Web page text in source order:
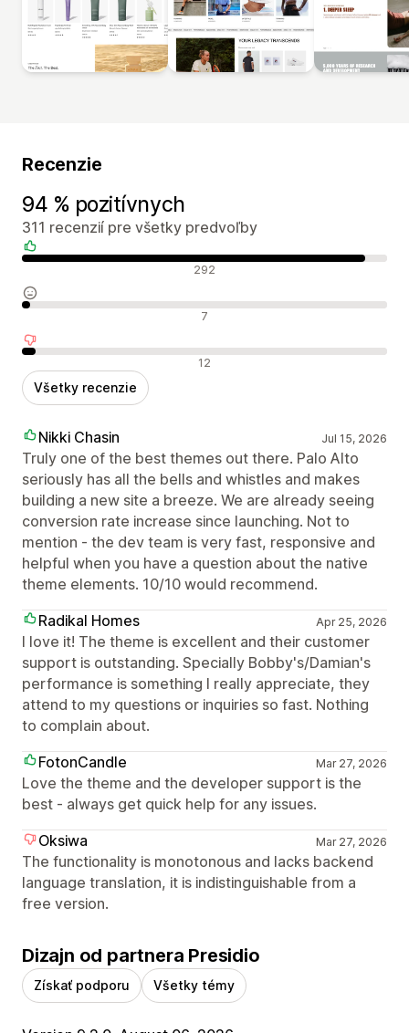
Recenzie
94 % pozitívnych
311 recenzií pre všetky predvoľby
Pozitívne recenzie 292
Neutrálne recenzie 7
Negatívne recenzie 12
Všetky recenzie
Nikki Chasin Jul 15, 2026
Truly one of the best themes out there. Palo Alto
seriously has all the bells and whistles and makes
building a new site a breeze. We are already seeing
conversion rate increase since launching. Not to
mention - the dev team is very fast, responsive and
helpful when you have a question about the native
theme elements. 10/10 would recommend.
Radikal Homes
Apr 25, 2026
I love it! The theme is excellent and their customer
support is outstanding. Specially Bobby's/Damian's
performance is something I really appreciate, they
attend to my questions or inquiries so fast. Nothing
to complain about.
FotonCandle
Mar 27, 2026
Love the theme and the developer support is the
best - always get quick help for any issues.
Oksiwa
Mar 27, 2026
The functionality is monotonous and lacks backend
language translation, it is indistinguishable from a
free version.
Dizajn od partnera Presidio
Získať podporu Všetky témy